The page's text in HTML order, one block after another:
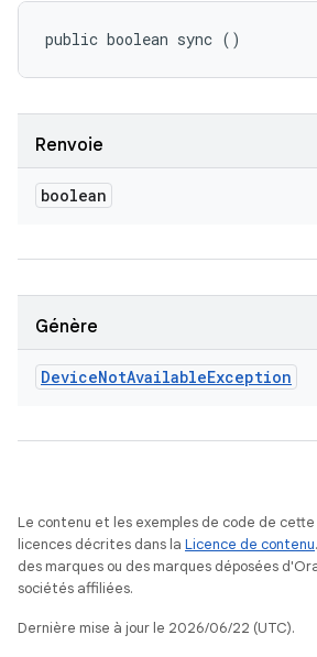
public boolean sync ()
Renvoie
boolean
Génère
DeviceNotAvailableException
Le contenu et les exemples de code de
licences décrites dans la Licence de contenu
des marques ou des marques déposées
sociétés affiliées.
Dernière mise à jour le 2026/06/22 (UTC).